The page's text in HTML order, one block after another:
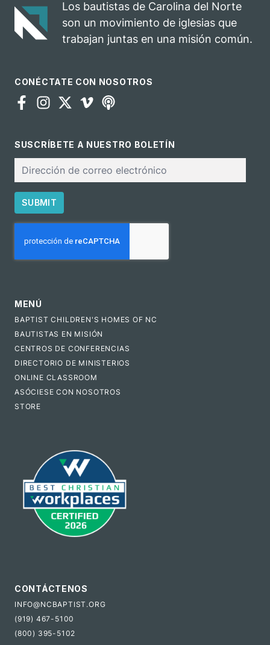
Los bautistas de Carolina del Norte
son un movimiento de iglesias que
trabajan juntas en una misión común.
CONÉCTATE CON NOSOTROS
SUSCRÍBETE A NUESTRO BOLETÍN
electrónico
SUBMIT
MENÚ
BAPTIST CHILDREN'S HOMES OF NC
BAUTISTAS EN MISIÓN
CENTROS DE CONFERENCIAS
DIRECTORIO DE MINISTERIOS
ONLINE CLASSROOM
ASÓCIESE CON NOSOTROS
STORE
CONTÁCTENOS
INFO@NCBAPTIST.ORG
(919) 467-5100
(800) 395-5102